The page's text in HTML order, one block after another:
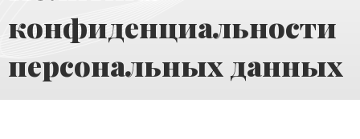
конфиденциальности
персональных данных